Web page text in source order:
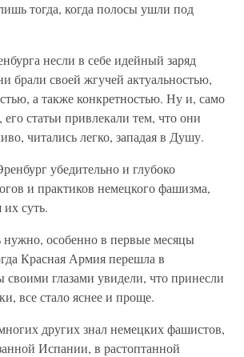
тогда, когда полосы ушли под
несли в себе идейный заряд
брали своей жгучей актуальностью,
а также конкретностью. Ну и, само
его статьи привлекали тем, что они
читались легко, западая в Душу.
убедительно и глубоко
и практиков немецкого фашизма,
суть.
нужно, особенно в первые месяцы
Красная Армия перешла в
своими глазами увидели, что принесли
все стало яснее и проще.
других знал немецких фашистов,
Испании, в растоптанной